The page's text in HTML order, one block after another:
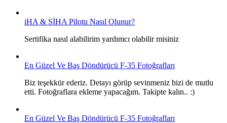
iHA & SİHA Pilotu Nasıl Olunur?
Sertifika nasıl alabilirim yardımcı olabilir misiniz
En Güzel Ve Baş Döndürücü F-35 Fotoğrafları
Biz teşekkür ederiz. Detayı görüp sevinmeniz bizi de mutlu
etti. Fotoğraflara ekleme yapacağım. Takipte kalın.. :)
En Güzel Ve Baş Döndürücü F-35 Fotoğrafları